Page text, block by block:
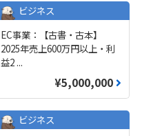
ビジネス
EC事業：【古書・古本】
2025年売上600万円以上・利
益2 ...
¥5,000,000
ビジネス